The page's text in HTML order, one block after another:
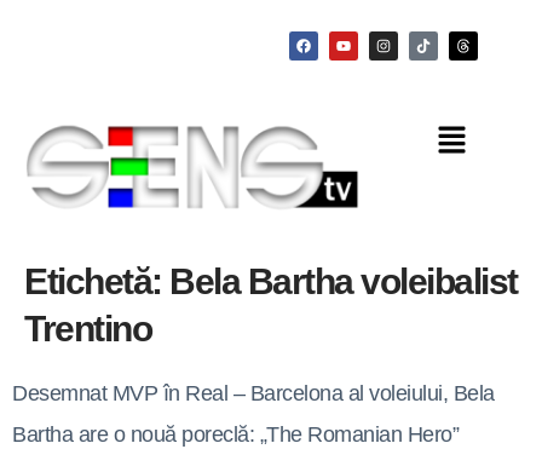
Etichetă: Bela Bartha voleibalist
Trentino
Desemnat MVP în Real – Barcelona al voleiului, Bela
Bartha are o nouă poreclă: „The Romanian Hero”